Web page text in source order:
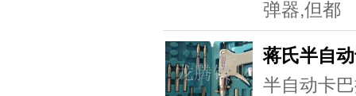
弹器,但都
蒋氏半自
半自动卡